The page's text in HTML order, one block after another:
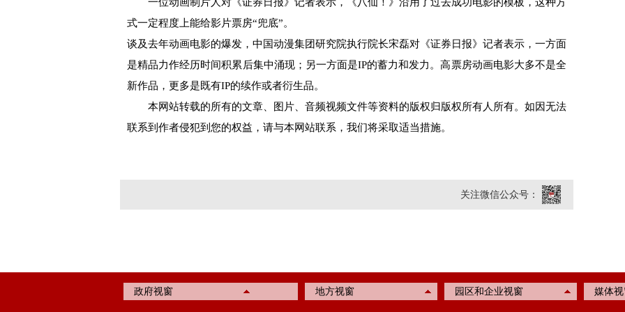
式一定程度上能给影片票房“兜底”。
谈及去年动画电影的爆发，中国动漫集团研究院执行院长宋磊对《证券日报》记者表示，一方面
是精品力作经历时间积累后集中涌现；另一方面是IP的蓄力和发力。高票房动画电影大多不是全
新作品，更多是既有IP的续作或者衍生品。
本网站转载的所有的文章、图片、音频视频文件等资料的版权归版权所有人所有。如因无法
联系到作者侵犯到您的权益，请与本网站联系，我们将采取适当措施。
关注微信公众号：
政府视窗 地方视窗 园区和企业视窗 媒体